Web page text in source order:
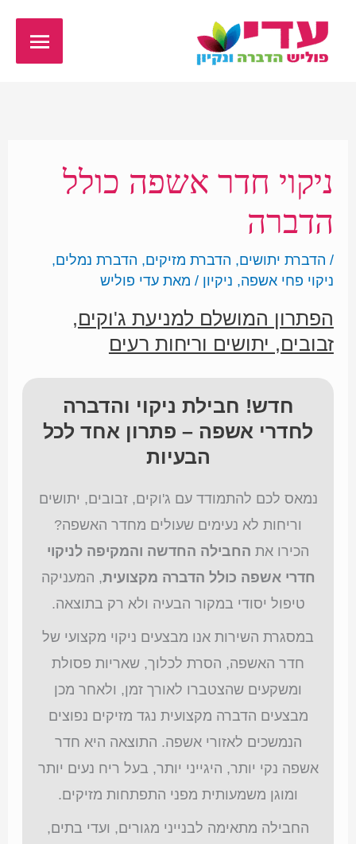
לתוכן
ניקוי חדר אשפה כולל
הדברה
/ הדברת יתושים, הדברת מזיקים, הדברת נמלים,
ניקוי פחי אשפה, ניקיון / מאתעדי פוליש
הפתרון המושלם למניעת ג'וקים,
זבובים, יתושים וריחות רעים
חדש! חבילת ניקוי והדברה
לחדרי אשפה – פתרון אחד לכל
הבעיות
נמאס לכם להתמודד עם ג'וקים, זבובים, יתושים
וריחות לא נעימים שעולים מחדר האשפה?
הכירו את החבילה החדשה והמקיפה לניקוי
חדרי אשפה כולל הדברה מקצועית, המעניקה
טיפול יסודי במקור הבעיה ולא רק בתוצאה.
במסגרת השירות אנו מבצעים ניקוי מקצועי של
חדר האשפה, הסרת לכלוך, שאריות פסולת
ומשקעים שהצטברו לאורך זמן, ולאחר מכן
מבצעים הדברה מקצועית נגד מזיקים נפוצים
הנמשכים לאזורי אשפה. התוצאה היא חדר
אשפה נקי יותר, היגייני יותר, בעל ריח נעים יותר
ומוגן משמעותית מפני התפתחות מזיקים.
החבילה מתאימה לבנייני מגורים, ועדי בתים,